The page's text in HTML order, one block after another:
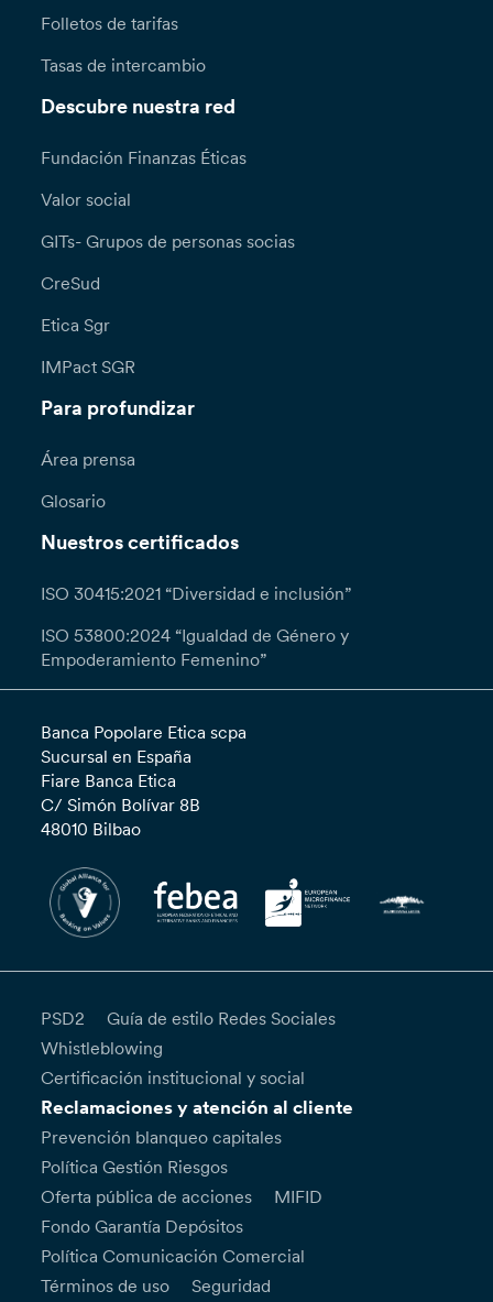
Folletos de tarifas
Tasas de intercambio
Descubre nuestra red
Fundación Finanzas Éticas
Valor social
GITs- Grupos de personas socias
CreSud
Etica Sgr
IMPact SGR
Para profundizar
Área prensa
Glosario
Nuestros certificados
ISO 30415:2021 “Diversidad e inclusión”
ISO 53800:2024 “Igualdad de Género y
Empoderamiento Femenino”
Banca Popolare Etica scpa
Sucursal en España
Fiare Banca Etica
C/ Simón Bolívar 8B
48010 Bilbao
PSD2
Guía de estilo Redes Sociales
Whistleblowing
Certificación institucional y social
Reclamaciones y atención al cliente
Prevención blanqueo capitales
Política Gestión Riesgos
Oferta pública de acciones
MIFID
Fondo Garantía Depósitos
Política Comunicación Comercial
Términos de uso
Seguridad